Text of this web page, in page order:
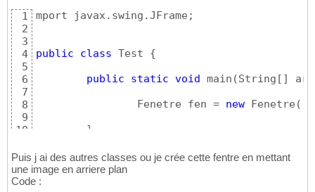
1
2
3
4
5
6
7
8
9
10
mport javax.swing.JFrame;
public class Test {
public
static void main (String [ ]
        	Fenetre fen =
new Fenetre ( )
}
Puis j ai des autres classes ou je crée cette fentre en mettant
une image en arriere plan
Code :